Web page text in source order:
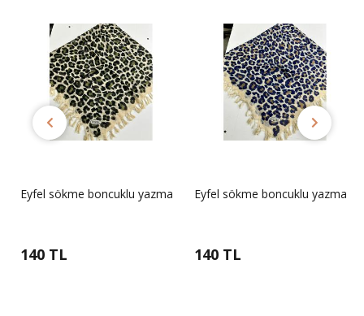
Eyfel sökme boncuklu yazma
140 TL
Eyfel sökme boncuklu yazma
140 TL